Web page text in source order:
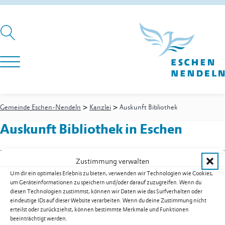
Zustimmung verwalten
Um dir ein optimales Erlebnis zu bieten, verwenden wir Technologien wie Cookies,
um Geräteinformationen zu speichern und/oder darauf zuzugreifen. Wenn du
diesen Technologien zustimmst, können wir Daten wie das Surfverhalten oder
eindeutige IDs auf dieser Website verarbeiten. Wenn du deine Zustimmung nicht
erteilst oder zurückziehst, können bestimmte Merkmale und Funktionen
beeinträchtigt werden.
Gemeinde Eschen-Nendeln > Kanzlei > Auskunft Bibliothek
Auskunft Bibliothekin Eschen
Kanzlei
Bibliothekarin
Frick Gabriela
Festnetz+423 373 30 40
gabriela.frick@eschen.li
Blumenthal Gabriela